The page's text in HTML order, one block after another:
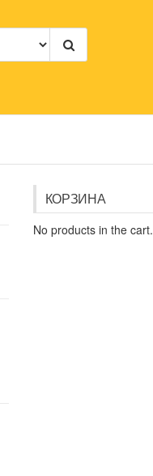
КОРЗИНА
No products in the cart.